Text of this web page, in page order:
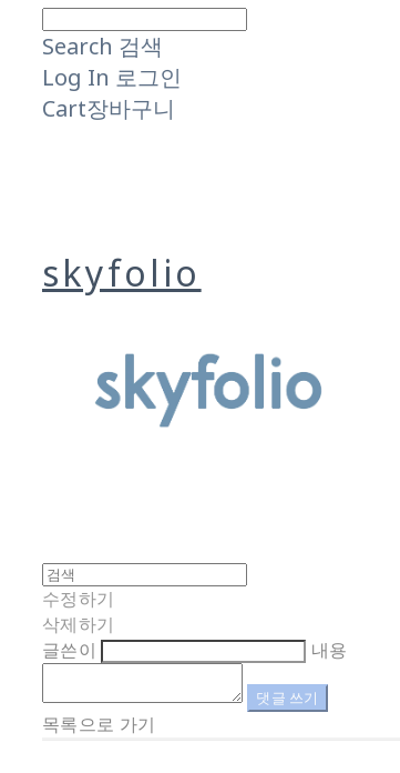
Search 검색
Log In 로그인
Cart장바구니
skyfolio
수정하기
삭제하기
글쓴이
내용
댓글 쓰기
목록으로 가기